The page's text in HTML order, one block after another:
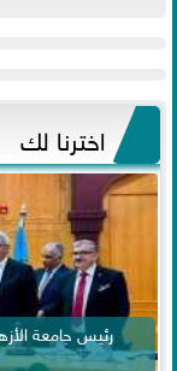
اخترنا لك
رئيس جامعة